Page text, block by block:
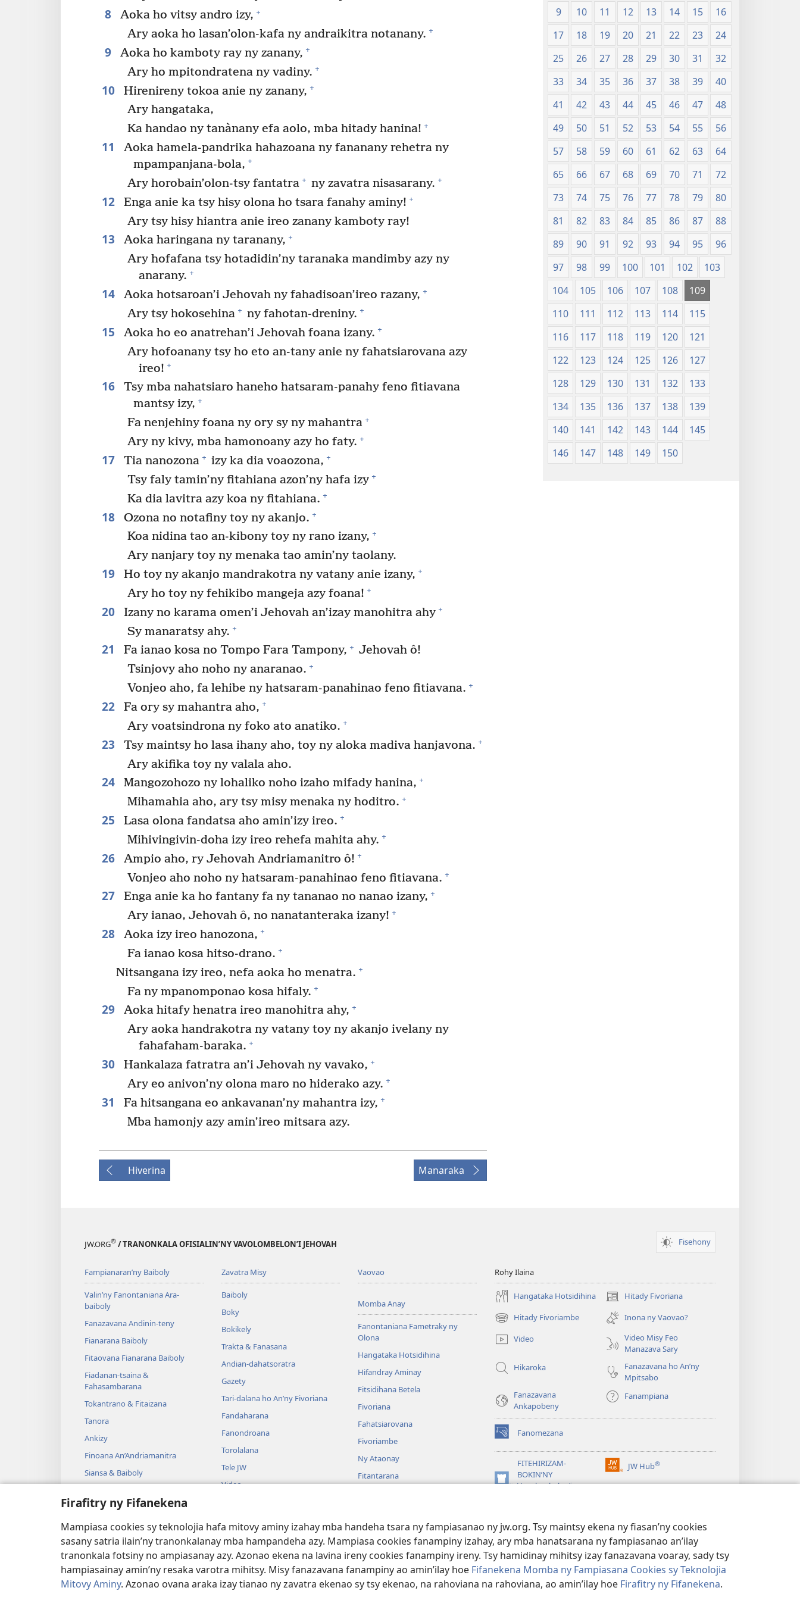
Firafitry ny Fifanekena
Mampiasa cookies sy teknolojia hafa mitovy aminy izahay mba handeha tsara ny fampiasanao ny jw.org. Tsy maintsy ekena ny fiasan’ny cookies
sasany satria ilain’ny tranonkalanay mba hampandeha azy. Mampiasa cookies fanampiny izahay, ary mba hanatsarana ny fampiasanao an’ilay
tranonkala fotsiny no ampiasanay azy. Azonao ekena na lavina ireny cookies fanampiny ireny. Tsy hamidinay mihitsy izay fanazavana voaray, sady tsy
hampiasainay amin’ny resaka varotra mihitsy. Misy fanazavana fanampiny ao amin’ilay hoe Fifanekena Momba ny Fampiasana Cookies sy Teknolojia
Mitovy Aminy. Azonao ovana araka izay tianao ny zavatra ekenao sy tsy ekenao, na rahoviana na rahoviana, ao amin’ilay hoe Firafitry ny Fifanekena.
8 Aoka ho vitsy andro izy, +
Ary aoka ho lasan’olon-kafa ny andraikitra notanany. +
9 Aoka ho kamboty ray ny zanany, +
Ary ho mpitondratena ny vadiny. +
10 Hirenireny tokoa anie ny zanany, +
Ary hangataka,
Ka handao ny tanànany efa aolo, mba hitady hanina! +
11
Aoka hamela-pandrika hahazoana ny fananany rehetra ny
mpampanjana-bola, +
Ary horobain’olon-tsy fantatra + ny zavatra nisasarany. +
12 Enga anie ka tsy hisy olona ho tsara fanahy aminy! +
Ary tsy hisy hiantra anie ireo zanany kamboty ray!
13 Aoka haringana ny taranany, +
Ary hofafana tsy hotadidin’ny taranaka mandimby azy ny
anarany. +
14 Aoka hotsaroan’i Jehovah ny fahadisoan’ireo razany, +
Ary tsy hokosehina + ny fahotan-dreniny. +
15 Aoka ho eo anatrehan’i Jehovah foana izany. +
Ary hofoanany tsy ho eto an-tany anie ny fahatsiarovana azy
ireo! +
16
Tsy mba nahatsiaro haneho hatsaram-panahy feno fitiavana
mantsy izy, +
Fa nenjehiny foana ny ory sy ny mahantra +
Ary ny kivy, mba hamonoany azy ho faty. +
17 Tia nanozona + izy ka dia voaozona, +
Tsy faly tamin’ny fitahiana azon’ny hafa izy +
Ka dia lavitra azy koa ny fitahiana. +
18 Ozona no notafiny toy ny akanjo. +
Koa nidina tao an-kibony toy ny rano izany, +
Ary nanjary toy ny menaka tao amin’ny taolany.
19 Ho toy ny akanjo mandrakotra ny vatany anie izany, +
Ary ho toy ny fehikibo mangeja azy foana! +
20 Izany no karama omen’i Jehovah an’izay manohitra ahy +
Sy manaratsy ahy. +
21 Fa ianao kosa no Tompo Fara Tampony, + Jehovah ô!
Tsinjovy aho noho ny anaranao. +
Vonjeo aho, fa lehibe ny hatsaram-panahinao feno fitiavana. +
22 Fa ory sy mahantra aho, +
Ary voatsindrona ny foko ato anatiko. +
23 Tsy maintsy ho lasa ihany aho, toy ny aloka madiva hanjavona. +
Ary akifika toy ny valala aho.
24 Mangozohozo ny lohaliko noho izaho mifady hanina, +
Mihamahia aho, ary tsy misy menaka ny hoditro. +
25 Lasa olona fandatsa aho amin’izy ireo. +
Mihivingivin-doha izy ireo rehefa mahita ahy. +
26 Ampio aho, ry Jehovah Andriamanitro ô! +
Vonjeo aho noho ny hatsaram-panahinao feno fitiavana. +
27 Enga anie ka ho fantany fa ny tananao no nanao izany, +
Ary ianao, Jehovah ô, no nanatanteraka izany! +
28 Aoka izy ireo hanozona, +
Fa ianao kosa hitso-drano. +
Nitsangana izy ireo, nefa aoka ho menatra. +
Fa ny mpanomponao kosa hifaly. +
29 Aoka hitafy henatra ireo manohitra ahy, +
Ary aoka handrakotra ny vatany toy ny akanjo ivelany ny
fahafaham-baraka. +
30 Hankalaza fatratra an’i Jehovah ny vavako, +
Ary eo anivon’ny olona maro no hiderako azy. +
31 Fa hitsangana eo ankavanan’ny mahantra izy, +
Mba hamonjy azy amin’ireo mitsara azy.
Hiverina Manaraka
9
10 11 12 13 14 15
16
17
18 19 20 21 22 23
24
25
26 27 28 29 30 31
32
33
34 35 36 37 38 39
40
41
42 43 44 45 46 47
48
49
50 51 52 53 54 55
56
57
58 59 60 61 62 63
64
65
66 67 68 69 70 71
72
73
74 75 76 77 78 79
80
81
82 83 84 85 86 87
88
89
90 91 92 93 94 95
96
97
98 99 100 101 102
103
104
105 106 107 108
109
110
111 112 113 114
115
116
117 118 119 120
121
122
123 124 125 126
127
128
129 130 131 132
133
134
135 136 137 138
139
140
141 142 143 144
145
146
147 148 149 150
JW.ORG® / TRANONKALA OFISIALIN’NY VAVOLOMBELON’I JEHOVAH Fisehony
Fampianaran’ny Baiboly
Valin’ny Fanontaniana Ara-
baiboly
Fanazavana Andinin-teny
Fianarana Baiboly
Fitaovana Fianarana Baiboly
Fiadanan-tsaina &
Fahasambarana
Tokantrano & Fitaizana
Tanora
Ankizy
Finoana An’Andriamanitra
Siansa & Baiboly
Zavatra Misy
Baiboly
Boky
Bokikely
Trakta & Fanasana
Andian-dahatsoratra
Gazety
Tari-dalana ho An’ny Fivoriana
Fandaharana
Fanondroana
Torolalana
Tele JW
Video
Tantara Henoina
Vaovao
Momba Anay
Fanontaniana Fametraky ny
Olona
Hangataka Hotsidihina
Hifandray Aminay
Fitsidihana Betela
Fivoriana
Fahatsiarovana
Fivoriambe
Ny Ataonay
Fitantarana
Rohy Ilaina
Hangataka Hotsidihina Hitady Fivoriana
(manokatra
rohy)
Hitady Fivoriambe
(manokatra
rohy)
Inona ny Vaovao?
Video
Video Misy Feo
Manazava Sary
Hikaroka
Fanazavana ho An’ny
Mpitsabo
Fanazavana
Ankapobeny
Fanampiana
Fanomezana
(manokatra
rohy)
FITEHIRIZAM-
BOKIN’NY
Vavolombelon’i
(manokatra
JW Hub®
(manokatra
rohy)
Copyright© 2026 Watch Tower Bible and Tract Society of Pennsylvania. FIFANEKENA|FIFANEKENA MOMBA NY TSIAMBARATELO|FIRAFITRY NY FIFANEKENA